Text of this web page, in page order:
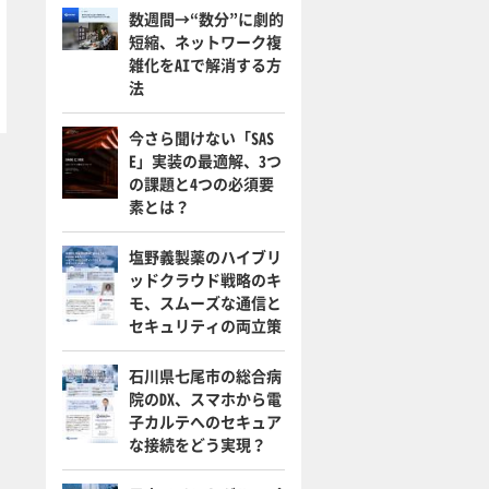
数週間→“数分”に劇的
短縮、ネットワーク複
雑化をAIで解消する方
法
今さら聞けない「SAS
E」実装の最適解、3つ
の課題と4つの必須要
素とは？
塩野義製薬のハイブリ
ッドクラウド戦略のキ
モ、スムーズな通信と
セキュリティの両立策
石川県七尾市の総合病
院のDX、スマホから電
子カルテへのセキュア
な接続をどう実現？